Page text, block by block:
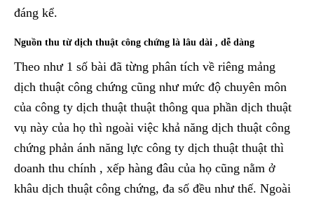
đáng kể.
Nguồn thu từ dịch thuật công chứng là lâu dài , dễ dàng
Theo như 1 số bài đã từng phân tích về riêng mảng
dịch thuật công chứng cũng như mức độ chuyên môn
của công ty dịch thuật thuật thông qua phần dịch thuật
vụ này của họ thì ngoài việc khả năng dịch thuật công
chứng phản ánh năng lực công ty dịch thuật thuật thì
doanh thu chính , xếp hàng đâu của họ cũng nằm ở
khâu dịch thuật công chứng, đa số đều như thế. Ngoài